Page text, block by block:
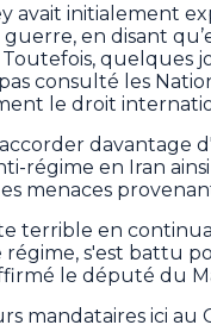
avait initialement
en disant
quelques
consulté les
le droit
davantage
régime en Iran
menaces
terrible en
s'est battu
le député du
mandataires ici au